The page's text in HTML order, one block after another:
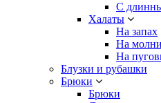
С
Халаты
На запах
На
На
Блузки и рубашки
Брюки
Брюки